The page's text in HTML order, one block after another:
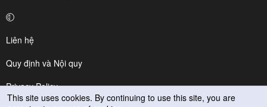
Liên hệ
Quy định và Nội quy
Privacy Policy
This site uses cookies. By continuing to use this site, you are